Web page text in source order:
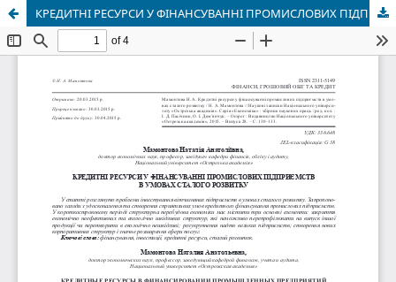
КРЕДИТНІ РЕСУРСИ У ФІНАНСУВАННІ ПРОМИСЛОВИХ ПІДПРИЄМСТВ В УМОВАХ СТАЛОГО РОЗВИТКУ